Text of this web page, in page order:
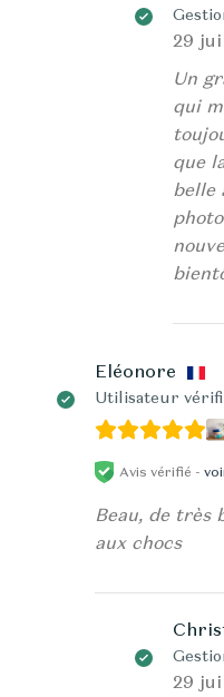
29
Un
qui
que
belle
Eléonore
Utilisateur
Avis vérifié -
Beau, de très
aux chocs
29